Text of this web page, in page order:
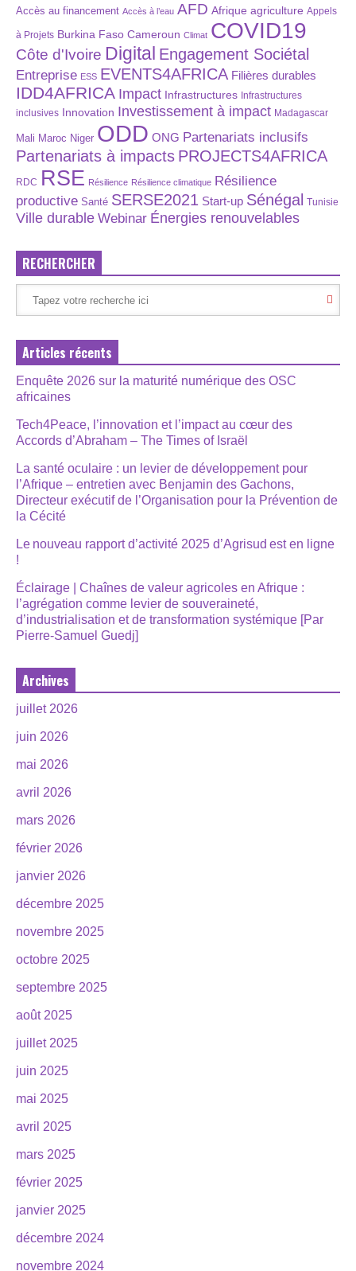
Accès au financement Accès à l’eau AFD Afrique agriculture Appels
à Projets Burkina Faso Cameroun Climat COVID19
Côte d'Ivoire Digital Engagement Sociétal
Entreprise ESS EVENTS4AFRICA Filières durables
IDD4AFRICA Impact Infrastructures Infrastructures
inclusives Innovation Investissement à impact Madagascar
Mali Maroc Niger ODD ONG Partenariats inclusifs
Partenariats à impacts PROJECTS4AFRICA
RDC RSE Résilience Résilience climatique Résilience
productive Santé SERSE2021 Start-up Sénégal Tunisie
Ville durable Webinar Énergies renouvelables
RECHERCHER
Articles récents
Enquête 2026 sur la maturité numérique des OSC
africaines
Tech4Peace, l’innovation et l’impact au cœur des
Accords d’Abraham – The Times of Israël
La santé oculaire : un levier de développement pour
l’Afrique – entretien avec Benjamin des Gachons,
Directeur exécutif de l’Organisation pour la Prévention de
la Cécité
Le nouveau rapport d’activité 2025 d’Agrisud est en ligne
!
Éclairage | Chaînes de valeur agricoles en Afrique :
l’agrégation comme levier de souveraineté,
d’industrialisation et de transformation systémique [Par
Pierre-Samuel Guedj]
Archives
juillet 2026
juin 2026
mai 2026
avril 2026
mars 2026
février 2026
janvier 2026
décembre 2025
novembre 2025
octobre 2025
septembre 2025
août 2025
juillet 2025
juin 2025
mai 2025
avril 2025
mars 2025
février 2025
janvier 2025
décembre 2024
novembre 2024